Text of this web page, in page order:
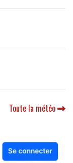
Toute la météo